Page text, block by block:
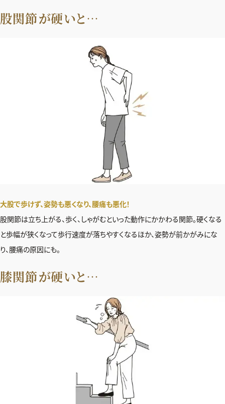
股関節が硬いと…
大股で歩けず、姿勢も悪くなり、腰痛も悪化！
股関節は立ち上がる、歩く、しゃがむといった動作にかかわる関節。硬くなる
と歩幅が狭くなって歩行速度が落ちやすくなるほか、姿勢が前かがみにな
り、腰痛の原因にも。
膝関節が硬いと…